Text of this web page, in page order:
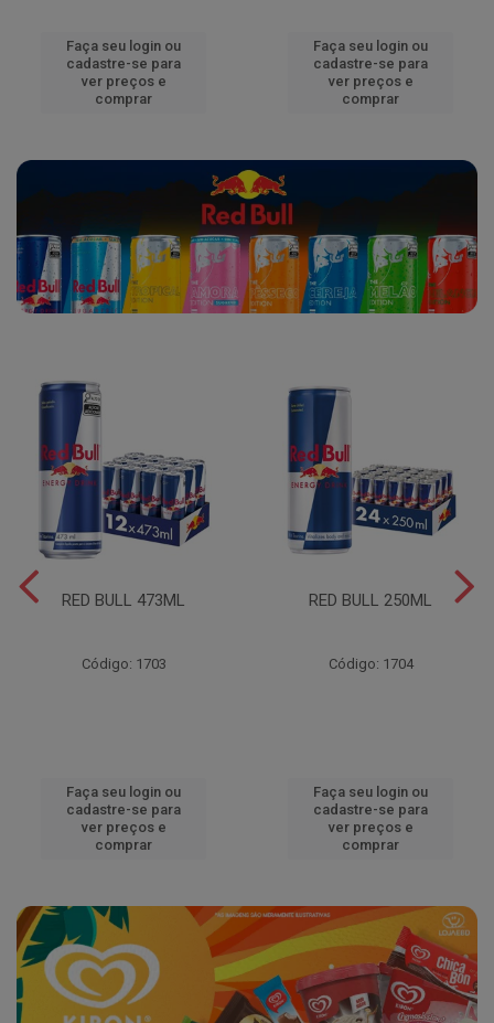
Faça seu login ou
cadastre-se para
ver preços e
comprar
Faça seu login ou
cadastre-se para
ver preços e
comprar
RED BULL 473ML
Código: 1703
Faça seu login ou
cadastre-se para
ver preços e
comprar
RED BULL 250ML
Código: 1704
Faça seu login ou
cadastre-se para
ver preços e
comprar